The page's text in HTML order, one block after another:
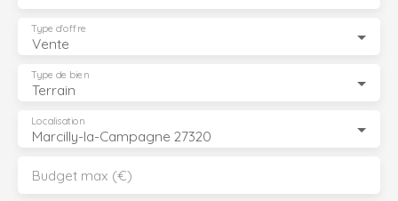
Vente
Type d'offre
Terrain
Type de bien
Marcilly-la-Campagne 27320
Localisation
Budget max (€)